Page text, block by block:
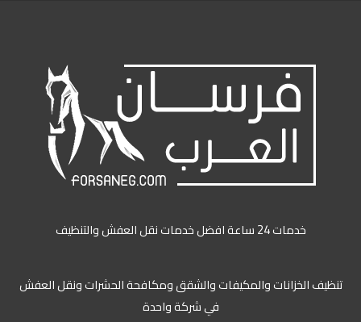
خدمات 24 ساعة افضل خدمات نقل العفش والتنظيف
الخزانات والمكيفات والشقق ومكافحة الحشرات ونقل العفش
في شركة واحدة